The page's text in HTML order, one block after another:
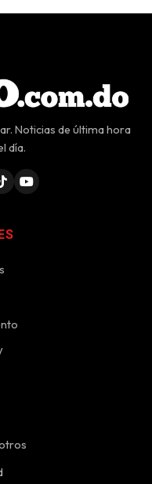
Noticias de última hora
día.